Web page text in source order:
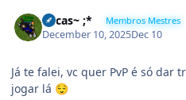
Lucas~ ;* Membros Mestres
December 10, 2025Dec 10
Já te falei, vc quer PvP é só
jogar lá 😌